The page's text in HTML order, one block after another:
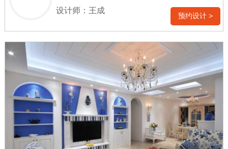
设计师：王成
预约设计 >